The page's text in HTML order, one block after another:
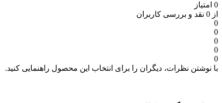
0 امتیاز
از 0 نقد و بررسی کاربران
0
0
0
0
0
با نوشتن نظرات، دیگران را برای انتخاب این محصول راهنمایی کنید.